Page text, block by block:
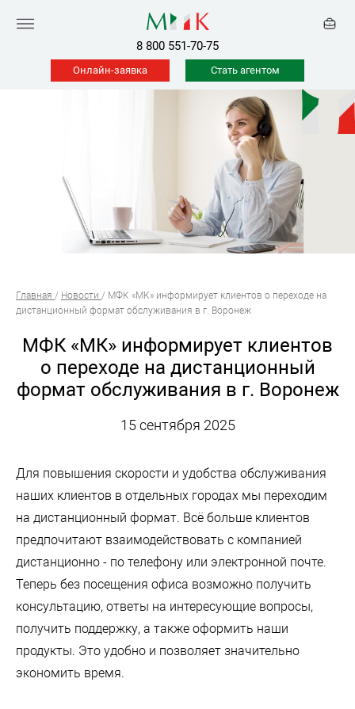
8 800 551-70-75
Онлайн-заявка Стать агентом
Главная / Новости / МФК «МК» информирует клиентов о переходе на
дистанционный формат обслуживания в г. Воронеж
МФК «МК» информирует клиентов
о переходе на дистанционный
формат обслуживания в г. Воронеж
15 сентября 2025
Для повышения скорости и удобства обслуживания
наших клиентов в отдельных городах мы переходим
на дистанционный формат. Всё больше клиентов
предпочитают взаимодействовать с компанией
дистанционно - по телефону или электронной почте.
Теперь без посещения офиса возможно получить
консультацию, ответы на интересующие вопросы,
получить поддержку, а также оформить наши
продукты. Это удобно и позволяет значительно
экономить время.